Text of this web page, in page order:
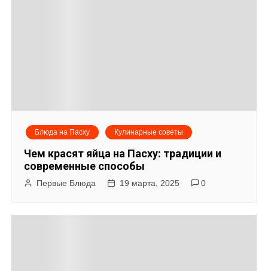
Блюда на Пасху Кулинарные советы
Чем красят яйца на Пасху: традиции и
современные способы
Первые Блюда 19 марта, 2025 0